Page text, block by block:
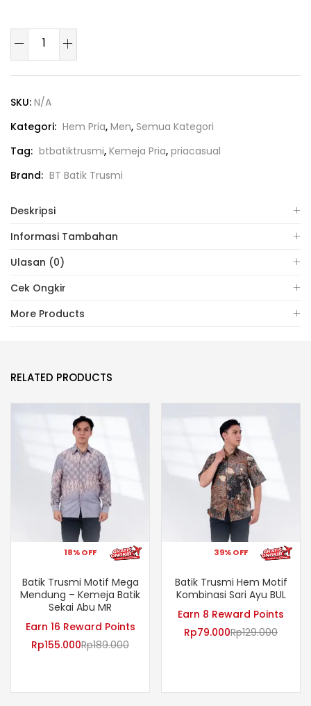
SKU: N/A
Kategori: Hem Pria, Men, Semua Kategori
Tag: btbatiktrusmi, Kemeja Pria, priacasual
Brand: BT Batik Trusmi
Deskripsi
Informasi Tambahan
Ulasan (0)
Cek Ongkir
More Products
RELATED PRODUCTS
18% OFF
Batik Trusmi Motif Mega
Mendung – Kemeja Batik
Sekai Abu MR
Earn 16 Reward Points
Rp155.000Rp189.000
39% OFF
Batik Trusmi Hem Motif
Kombinasi Sari Ayu BUL
Earn 8 Reward Points
Rp79.000Rp129.000